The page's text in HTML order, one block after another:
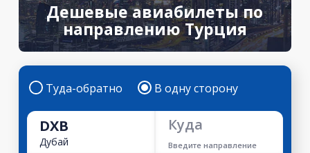
Дешевые авиабилеты по
направлению Турция
Туда-обратно В одну сторону
DXB
Дубай
Куда
Введите направление